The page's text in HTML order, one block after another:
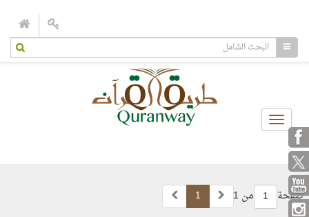
Toggle
navigation
صفحة 1 من 1 1